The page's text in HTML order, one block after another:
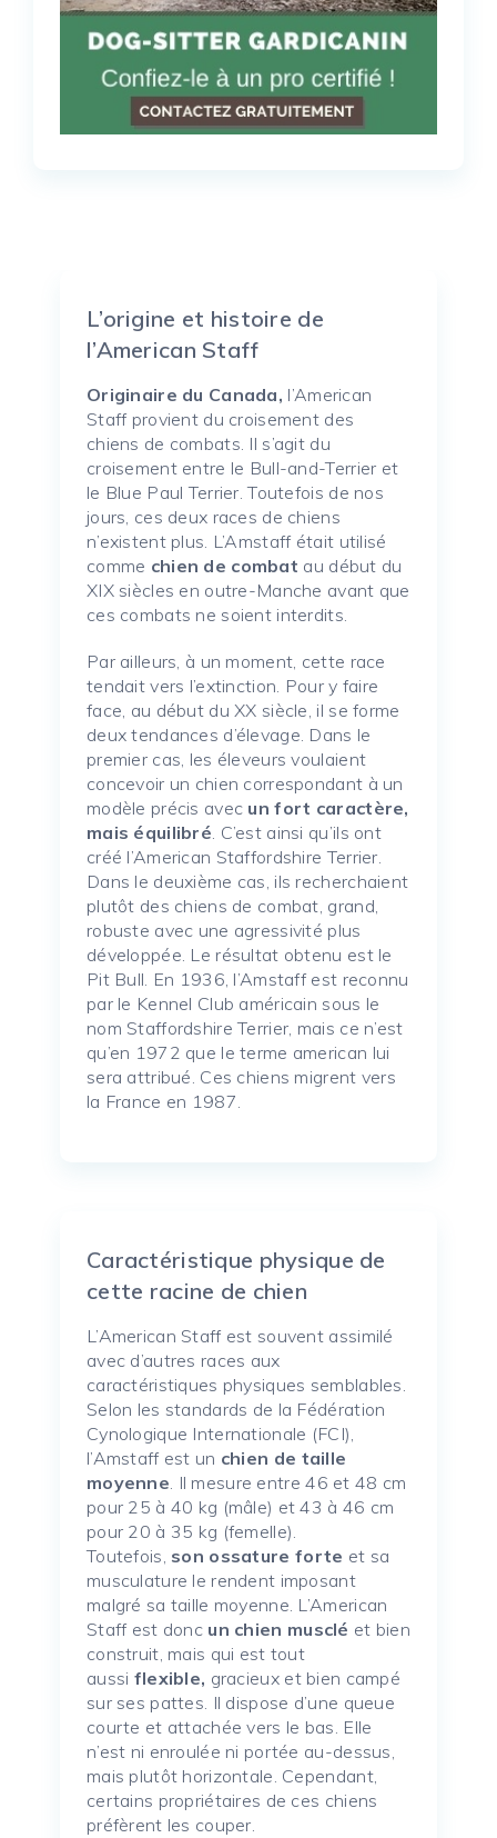
L’origine et histoire de
l’American Staff
Originaire du Canada, l’American
Staff provient du croisement des
chiens de combats. Il s’agit du
croisement entre le Bull-and-Terrier et
le Blue Paul Terrier. Toutefois de nos
jours, ces deux races de chiens
n’existent plus. L’Amstaff était utilisé
comme chien de combat au début du
XIX siècles en outre-Manche avant que
ces combats ne soient interdits.
Par ailleurs, à un moment, cette race
tendait vers l’extinction. Pour y faire
face, au début du XX siècle, il se forme
deux tendances d’élevage. Dans le
premier cas, les éleveurs voulaient
concevoir un chien correspondant à un
modèle précis avec un fort caractère,
mais équilibré. C’est ainsi qu’ils ont
créé l’American Staffordshire Terrier.
Dans le deuxième cas, ils recherchaient
plutôt des chiens de combat, grand,
robuste avec une agressivité plus
développée. Le résultat obtenu est le
Pit Bull. En 1936, l’Amstaff est reconnu
par le Kennel Club américain sous le
nom Staffordshire Terrier, mais ce n’est
qu’en 1972 que le terme american lui
sera attribué. Ces chiens migrent vers
la France en 1987.
Caractéristique physique de
cette racine de chien
L’American Staff est souvent assimilé
avec d’autres races aux
caractéristiques physiques semblables.
Selon les standards de la Fédération
Cynologique Internationale (FCI),
l’Amstaff est un chien de taille
moyenne. Il mesure entre 46 et 48 cm
pour 25 à 40 kg (mâle) et 43 à 46 cm
pour 20 à 35 kg (femelle).
Toutefois, son ossature forte et sa
musculature le rendent imposant
malgré sa taille moyenne. L’American
Staff est donc un chien musclé et bien
construit, mais qui est tout
aussi flexible, gracieux et bien campé
sur ses pattes. Il dispose d’une queue
courte et attachée vers le bas. Elle
n’est ni enroulée ni portée au-dessus,
mais plutôt horizontale. Cependant,
certains propriétaires de ces chiens
préfèrent les couper.